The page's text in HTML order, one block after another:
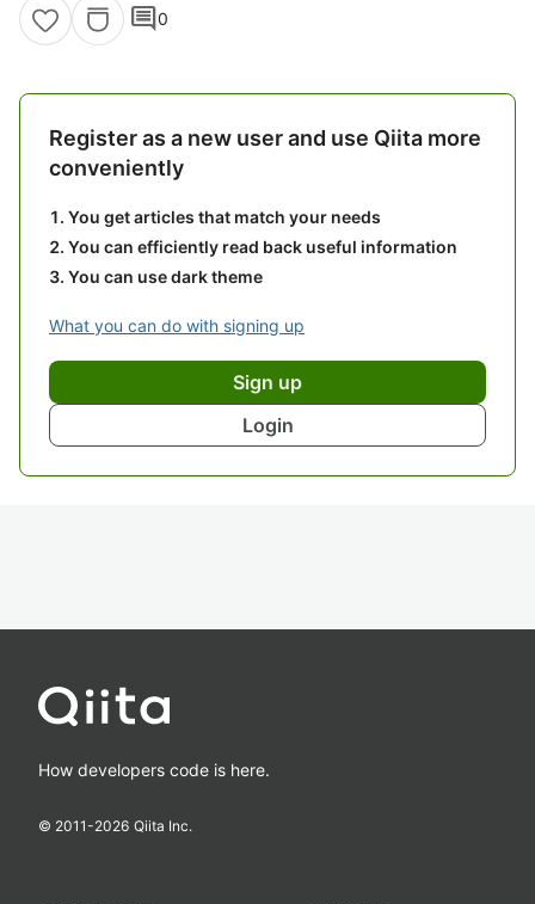
comment0
Register as a new user and use Qiita more
conveniently
You get articles that match your needs
You can efficiently read back useful information
You can use dark theme
What you can do with signing up
Sign up
Login
How developers code is here.
© 2011-2026 Qiita Inc.